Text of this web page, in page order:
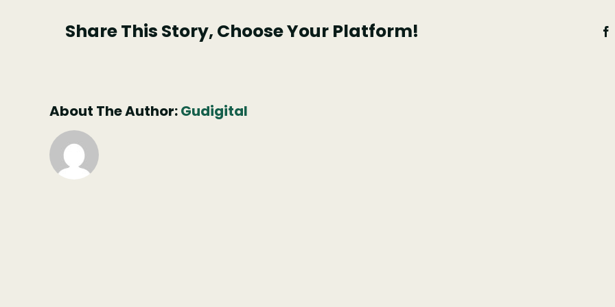
Share This Story, Choose Your Platform!
About The Author:Gudigital